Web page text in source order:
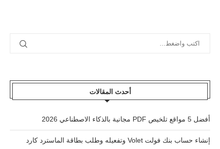
أحدث المقالات
أفضل 5 مواقع تلخيص PDF مجانية بالذكاء الاصطناعي 2026
إنشاء حساب بنك فولت Volet وتفعيله وطلب بطاقة الماسترد كارد